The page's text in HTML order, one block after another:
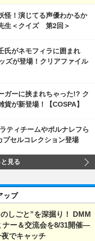
怪！演じてる声優わかるか
生＜クイズ 第2回＞
氏がネモフィラに囲まれ
が登場！クリアファイル
ガーに挟まれちゃった!? ク
が新登場！【COSPA】
ティチームやポルナレフら
セルコレクション登場
見る
ップ
しごと”を深掘り！ DMM
ー＆交流会を8/31開催―
でキャッチ